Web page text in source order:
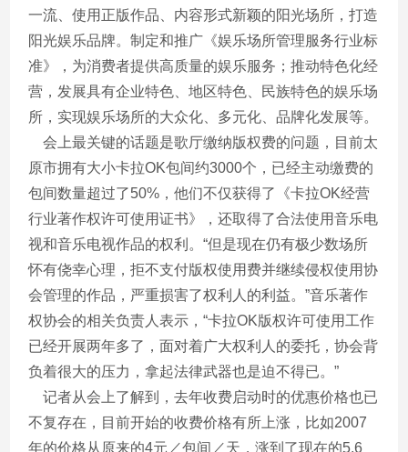
一流、使用正版作品、内容形式新颖的阳光场所，打造
阳光娱乐品牌。制定和推广《娱乐场所管理服务行业标
准》，为消费者提供高质量的娱乐服务；推动特色化经
营，发展具有企业特色、地区特色、民族特色的娱乐场
所，实现娱乐场所的大众化、多元化、品牌化发展等。
会上最关键的话题是歌厅缴纳版权费的问题，目前太
原市拥有大小卡拉OK包间约3000个，已经主动缴费的
包间数量超过了50%，他们不仅获得了《卡拉OK经营
行业著作权许可使用证书》，还取得了合法使用音乐电
视和音乐电视作品的权利。“但是现在仍有极少数场所
怀有侥幸心理，拒不支付版权使用费并继续侵权使用协
会管理的作品，严重损害了权利人的利益。”音乐著作
权协会的相关负责人表示，“卡拉OK版权许可使用工作
已经开展两年多了，面对着广大权利人的委托，协会背
负着很大的压力，拿起法律武器也是迫不得已。”
记者从会上了解到，去年收费启动时的优惠价格也已
不复存在，目前开始的收费价格有所上涨，比如2007
年的价格从原来的4元／包间／天，涨到了现在的5.6